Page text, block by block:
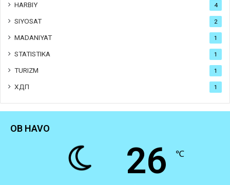
HARBIY 4
SIYOSAT 2
MADANIYAT 1
STATISTIKA 1
TURIZM 1
ХДП 1
OB HAVO
26 ℃